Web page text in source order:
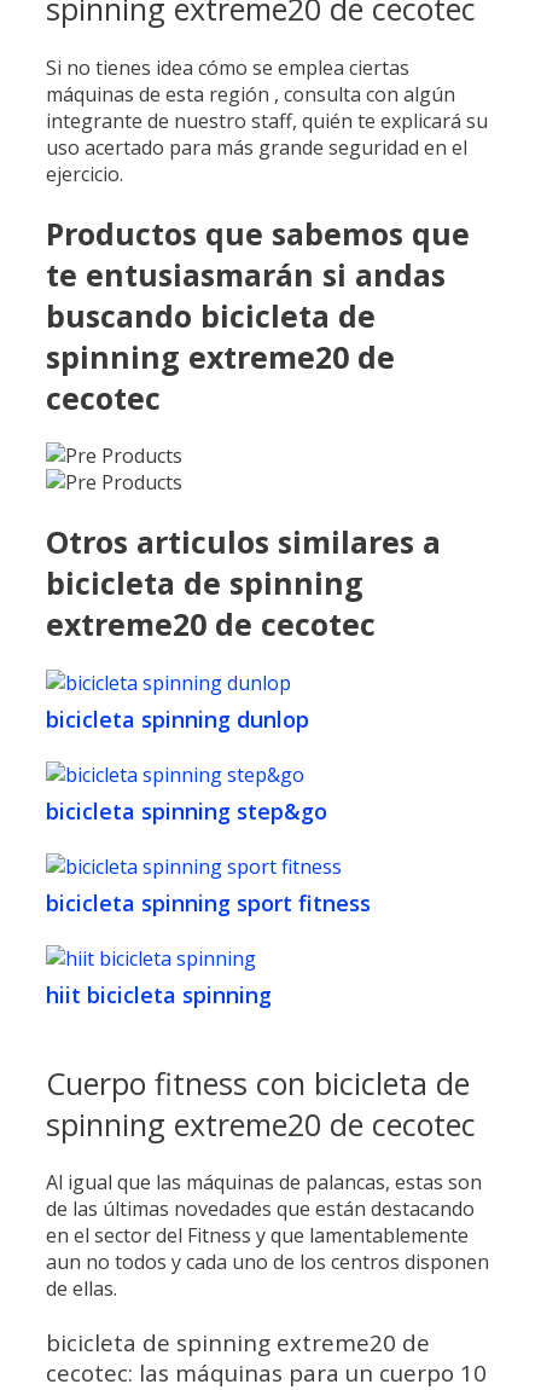
spinning extreme20 de cecotec
Si no tienes idea cómo se emplea ciertas
máquinas de esta región , consulta con algún
integrante de nuestro staff, quién te explicará su
uso acertado para más grande seguridad en el
ejercicio.
Productos que sabemos que
te entusiasmarán si andas
buscando bicicleta de
spinning extreme20 de
cecotec
Otros articulos similares a
bicicleta de spinning
extreme20 de cecotec
bicicleta spinning dunlop
bicicleta spinning step&go
bicicleta spinning sport fitness
hiit bicicleta spinning
Cuerpo fitness con bicicleta de
spinning extreme20 de cecotec
Al igual que las máquinas de palancas, estas son
de las últimas novedades que están destacando
en el sector del Fitness y que lamentablemente
aun no todos y cada uno de los centros disponen
de ellas.
bicicleta de spinning extreme20 de
cecotec: las máquinas para un cuerpo 10